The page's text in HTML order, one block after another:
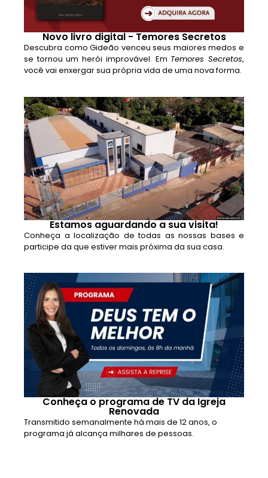
Novo livro digital - Temores Secretos
Descubra como Gideão venceu seus maiores medos e
se tornou um herói improvável. Em Temores Secretos,
você vai enxergar sua própria vida de uma nova forma.
Estamos aguardando a sua visita!
Conheça a localização de todas as nossas bases e
participe da que estiver mais próxima da sua casa.
Conheça o programa de TV da Igreja
Renovada
Transmitido semanalmente há mais de 12 anos, o
programa já alcança milhares de pessoas.